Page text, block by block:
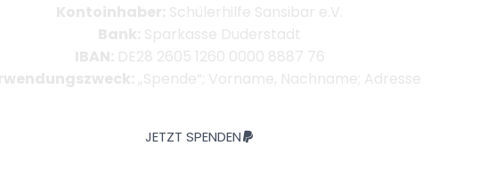
Kontoinhaber: Schülerhilfe Sansibar e.V.
Bank: Sparkasse Duderstadt
IBAN: DE28 2605 1260 0000 8887 76
„Spende“; Vorname, Nachname; Adresse
JETZT SPENDEN